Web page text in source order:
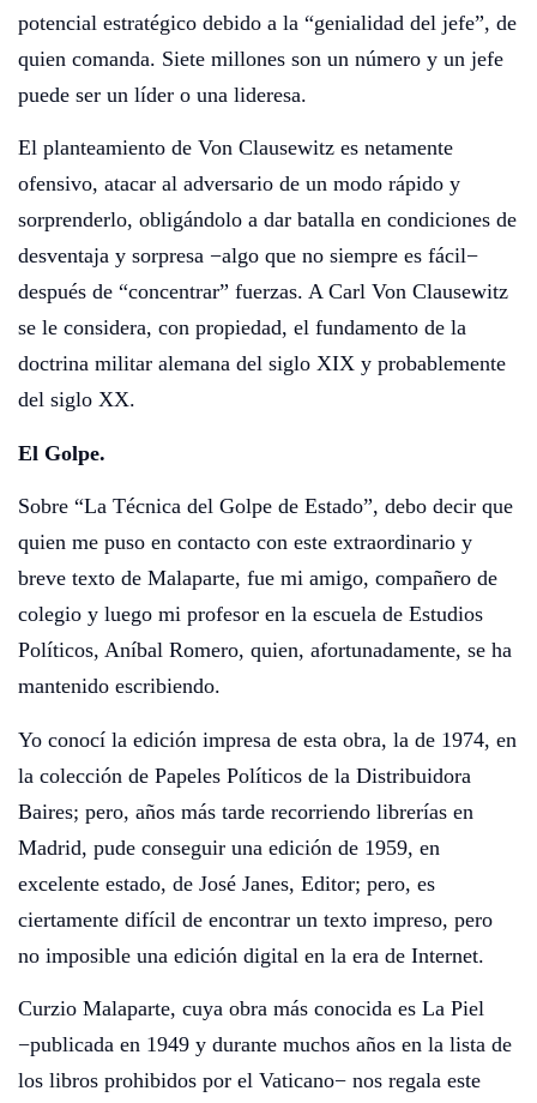
potencial estratégico debido a la “genialidad del jefe”, de
quien comanda. Siete millones son un número y un jefe
puede ser un líder o una lideresa.
El planteamiento de Von Clausewitz es netamente
ofensivo, atacar al adversario de un modo rápido y
sorprenderlo, obligándolo a dar batalla en condiciones de
desventaja y sorpresa −algo que no siempre es fácil−
después de “concentrar” fuerzas. A Carl Von Clausewitz
se le considera, con propiedad, el fundamento de la
doctrina militar alemana del siglo XIX y probablemente
del siglo XX.
El Golpe.
Sobre “La Técnica del Golpe de Estado”, debo decir que
quien me puso en contacto con este extraordinario y
breve texto de Malaparte, fue mi amigo, compañero de
colegio y luego mi profesor en la escuela de Estudios
Políticos, Aníbal Romero, quien, afortunadamente, se ha
mantenido escribiendo.
Yo conocí la edición impresa de esta obra, la de 1974, en
la colección de Papeles Políticos de la Distribuidora
Baires; pero, años más tarde recorriendo librerías en
Madrid, pude conseguir una edición de 1959, en
excelente estado, de José Janes, Editor; pero, es
ciertamente difícil de encontrar un texto impreso, pero
no imposible una edición digital en la era de Internet.
Curzio Malaparte, cuya obra más conocida es La Piel
−publicada en 1949 y durante muchos años en la lista de
los libros prohibidos por el Vaticano− nos regala este